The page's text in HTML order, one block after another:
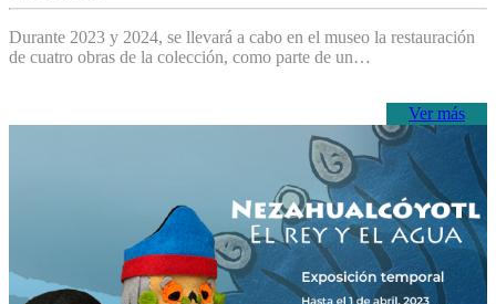
Durante 2023 y 2024, se llevará a cabo en el museo la restauración
de cuatro obras de la colección, como parte de un…
Ver más